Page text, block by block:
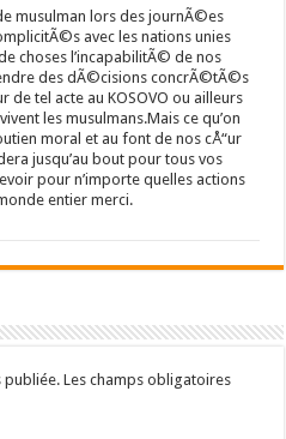
musulman lors des journÃ©es
avec les nations unies
choses l’incapabilitÃ© de nos
des dÃ©cisions concrÃ©tÃ©s
de tel acte au KOSOVO ou ailleurs
les musulmans.Mais ce qu’on
moral et au font de nos cÅ“ur
jusqu’au bout pour tous vos
pour n’importe quelles actions
entier merci.
publiée. Les champs obligatoires